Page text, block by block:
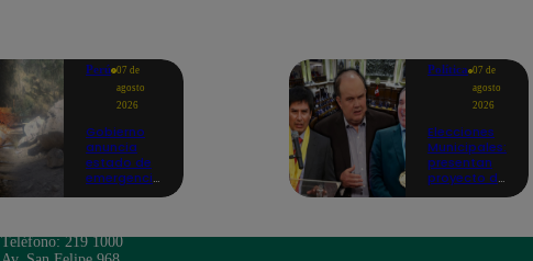
Perú 07 de
agosto
2026
Gobierno
anuncia
estado de
emergencia
recurrentes
en Junín
Política 07 de
agosto
2026
Elecciones
Municipales:
presentan
proyecto de
busquen
Teléfono: 219 1000